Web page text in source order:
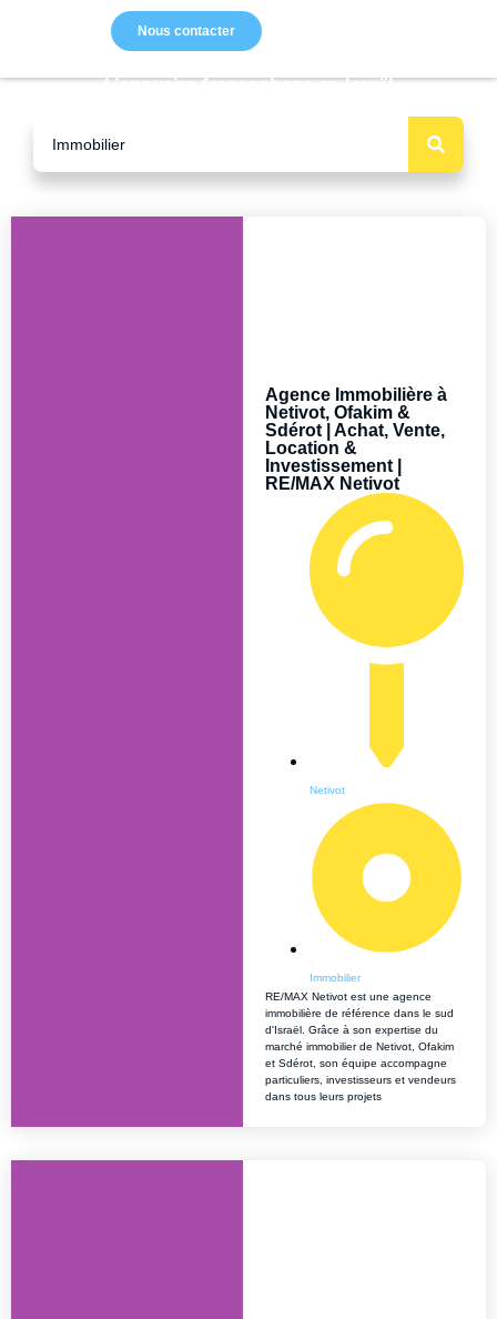
Nous contacter
L’annuaire francophone en Israël
Agence Immobilière à
Netivot, Ofakim &
Sdérot | Achat, Vente,
Location &
Investissement |
RE/MAX Netivot
Netivot
Immobilier
RE/MAX Netivot est une agence
immobilière de référence dans le sud
d'Israël. Grâce à son expertise du
marché immobilier de Netivot, Ofakim
et Sdérot, son équipe accompagne
particuliers, investisseurs et vendeurs
dans tous leurs projets